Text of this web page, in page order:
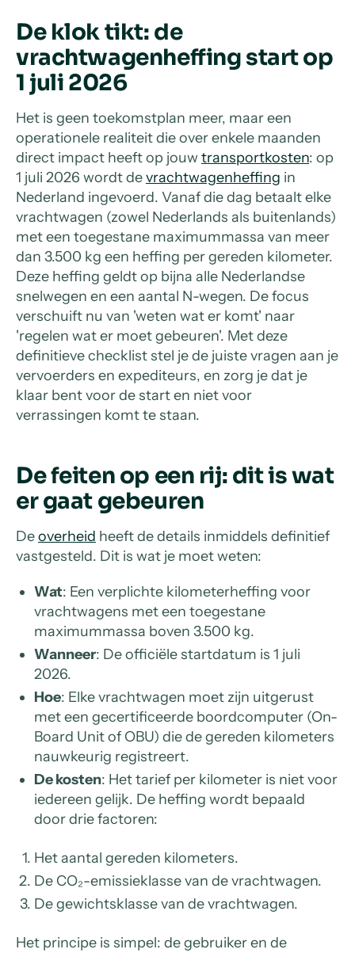
De klok tikt: de
vrachtwagenheffing start op
1 juli 2026
Het is geen toekomstplan meer, maar een
operationele realiteit die over enkele maanden
direct impact heeft op jouw transportkosten: op
1 juli 2026 wordt devrachtwagenheffing in
Nederland ingevoerd. Vanaf die dag betaalt elke
vrachtwagen (zowel Nederlands als buitenlands)
met een toegestane maximummassa van meer
dan 3.500 kg een heffing per gereden kilometer.
Deze heffing geldt op bijna alle Nederlandse
snelwegen en een aantal N-wegen. De focus
verschuift nu van 'weten wat er komt' naar
'regelen wat er moet gebeuren'. Met deze
definitieve checklist stel je de juiste vragen aan je
vervoerders en expediteurs, en zorg je dat je
klaar bent voor de start en niet voor
verrassingen komt te staan.
De feiten op een rij: dit is wat
er gaat gebeuren
Deoverheid heeft de details inmiddels definitief
vastgesteld. Dit is wat je moet weten:
Wat: Een verplichte kilometerheffing voor
vrachtwagens met een toegestane
maximummassa boven 3.500 kg.
Wanneer: De officiële startdatum is 1 juli
2026.
Hoe: Elke vrachtwagen moet zijn uitgerust
met een gecertificeerde boordcomputer (On-
Board Unit of OBU) die de gereden kilometers
nauwkeurig registreert.
De kosten: Het tarief per kilometer is niet voor
iedereen gelijk. De heffing wordt bepaald
door drie factoren:
Het aantal gereden kilometers.
De CO₂-emissieklasse van de vrachtwagen.
De gewichtsklasse van de vrachtwagen.
Het principe is simpel: de gebruiker en de